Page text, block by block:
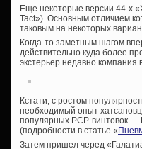
Еще некоторые версии 44-х
Tact»). Основным отличием
таковым на некоторых
Когда-то заметным шагом
действительно куда более
экстерьер недавно
Кстати, с ростом
необходимый опыт
популярных PCP-винтовок
(подробности в статье «
Затем пришел черед